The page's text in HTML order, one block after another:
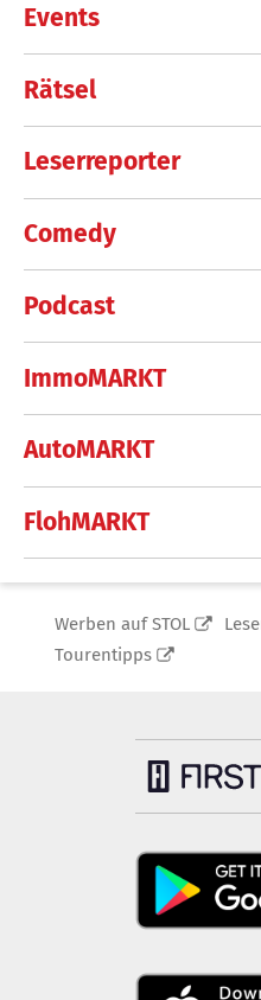
Events
Rätsel
Leserreporter
Comedy
Podcast
ImmoMARKT
AutoMARKT
FlohMARKT
Werben auf STOL
Tourentipps